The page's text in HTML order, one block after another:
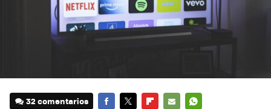
32 comentarios